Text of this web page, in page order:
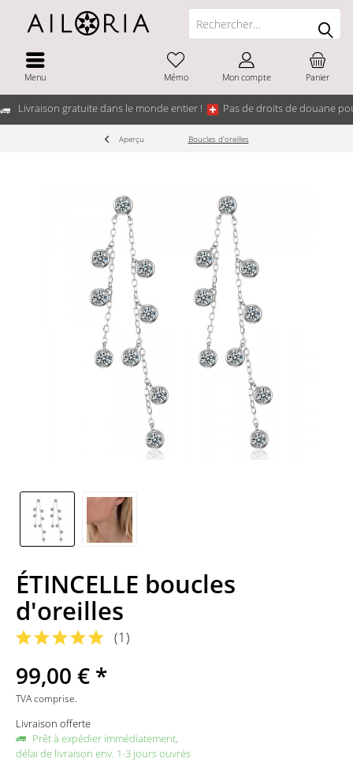
Livraison gratuite dans le monde entier ! Pas de droits de douane
Menu Panier
Mémo Mon compte
Aperçu Boucles d'oreilles
ÉTINCELLE boucles
d'oreilles
(1)
99,00 € *
TVA comprise.
Livraison offerte
Prêt à expédier immédiatement,
délai de livraison env. 1-3 jours ouvrés